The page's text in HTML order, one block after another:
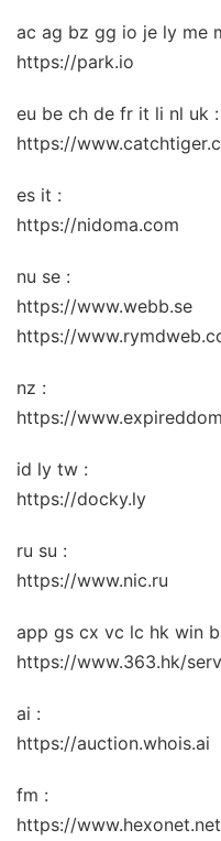
ac ag bz gg io je ly me
https://park.io
eu be ch de fr it li nl uk :
https://
es it :
https://nidoma.com
nu se :
https://www.webb.se
https://
nz :
https://
id ly tw :
https://docky.ly
ru su :
https://www.nic.ru
app gs cx vc lc hk win
https://www.363.hk/
ai :
https://auction.whois.ai
fm :
https://www.hexonet.net